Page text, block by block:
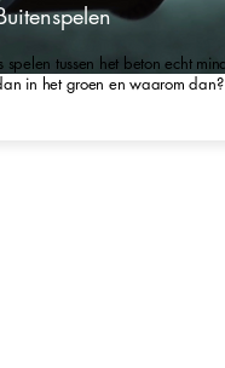
spelen tussen het beton echt
in het groen en waarom dan?